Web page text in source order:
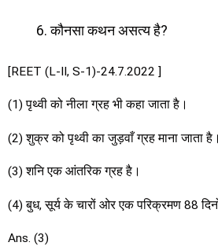
कौनसा कथन असत्य है?
[REET (L-II, S-1)-24.7.2022 ]
(1) पृथ्वी को नीला ग्रह भी कहा जाता है।
(2) शुक्र को पृथ्वी का जुड़वाँ ग्रह माना जाता है।
(3) शनि एक आंतरिक ग्रह है।
(4) बुध, सूर्य के चारों ओर एक परिक्रमण 88
Ans. (3)